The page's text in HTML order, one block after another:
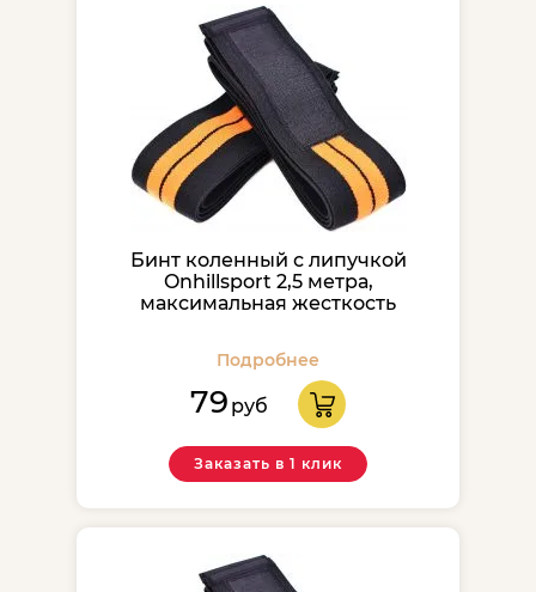
Бинт коленный с липучкой
Onhillsport 2,5 метра,
максимальная жесткость
Подробнее
79 руб
Заказать в 1 клик